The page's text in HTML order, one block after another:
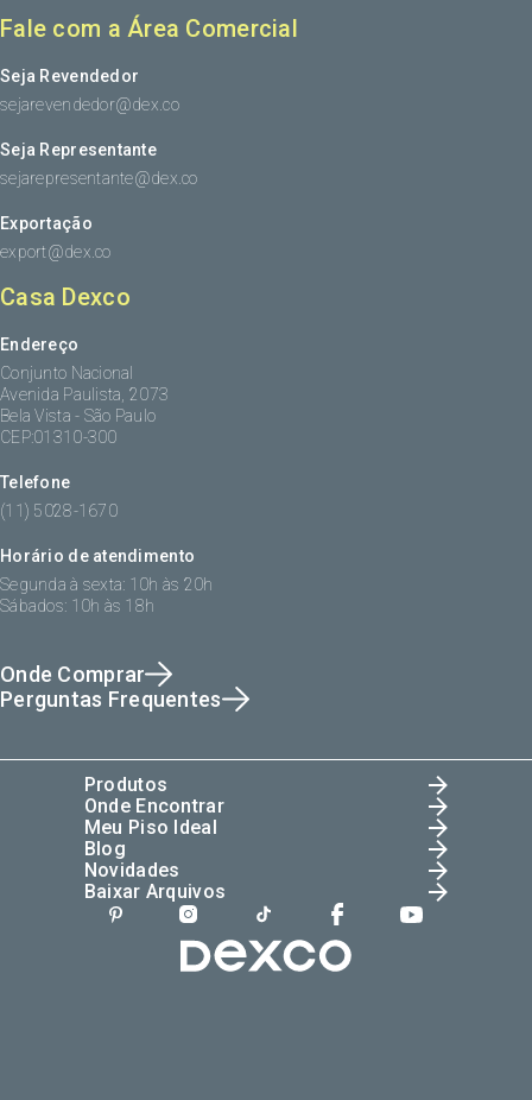
Fale com a Área Comercial
Seja Revendedor
sejarevendedor@dex.co
Seja Representante
sejarepresentante@dex.co
Exportação
export@dex.co
Casa Dexco
Endereço
Conjunto Nacional
Avenida Paulista, 2073
Bela Vista - São Paulo
CEP:01310-300
Telefone
(11) 5028-1670
Horário de atendimento
Segunda à sexta: 10h às 20h
Sábados: 10h às 18h
Onde Comprar
Perguntas Frequentes
Produtos
Onde Encontrar
Meu Piso Ideal
Blog
Novidades
Baixar Arquivos